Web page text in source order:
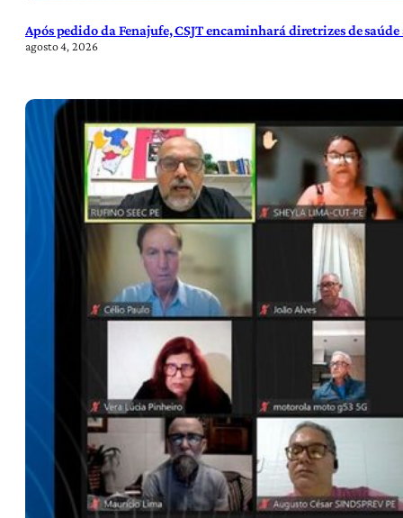
Após pedido da Fenajufe, CSJT encaminhará diretrizes de
agosto 4, 2026